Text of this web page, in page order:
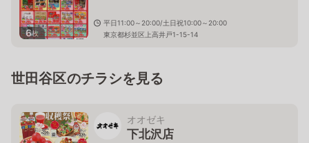
6枚
平日11:00～20:00/土日祝10:00～20:00
東京都杉並区上高井戸1-15-14
世田谷区のチラシを見る
オオゼキ
下北沢店